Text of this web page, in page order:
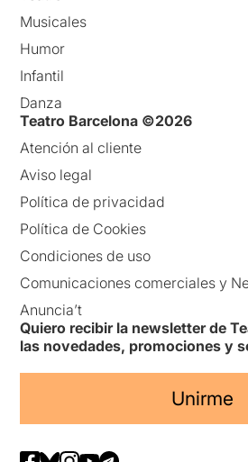
Musicales
Humor
Infantil
Danza
Teatro Barcelona ©2026
Atención al cliente
Aviso legal
Política de privacidad
Política de Cookies
Condiciones de uso
Comunicaciones comerciales y
Anuncia’t
Quiero recibir la newsletter de
las novedades, promociones y
Unirme